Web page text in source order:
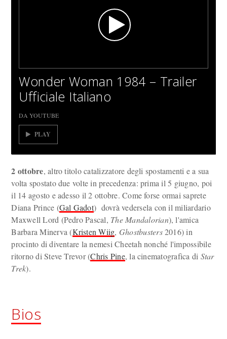
Wonder Woman 1984 – Trailer
Ufficiale Italiano
DA YOUTUBE
PLAY
2 ottobre, altro titolo catalizzatore degli spostamenti e a sua
volta spostato due volte in precedenza: prima il 5 giugno, poi
il 14 agosto e adesso il 2 ottobre. Come forse ormai saprete
Diana Prince (Gal Gadot) dovrà vedersela con il miliardario
Maxwell Lord (Pedro Pascal, The Mandalorian), l'amica
Barbara Minerva (Kristen Wiig, Ghostbusters2016) in
procinto di diventare la nemesi Cheetah nonché l'impossibile
ritorno di Steve Trevor (Chris Pine, la cinematografica di Star
Trek).
Bios